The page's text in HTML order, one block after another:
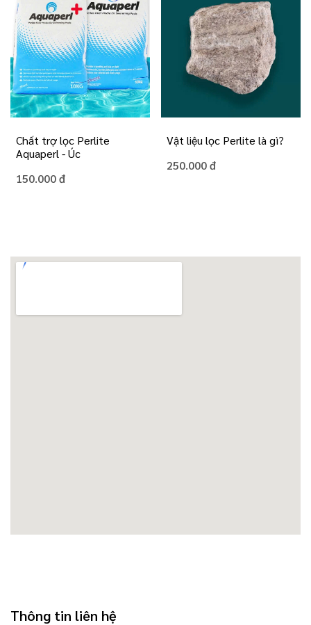
Chất trợ lọc Perlite
Aquaperl - Úc
150.000 đ
Vật liệu lọc Perlite là gì?
250.000 đ
Thông tin liên hệ